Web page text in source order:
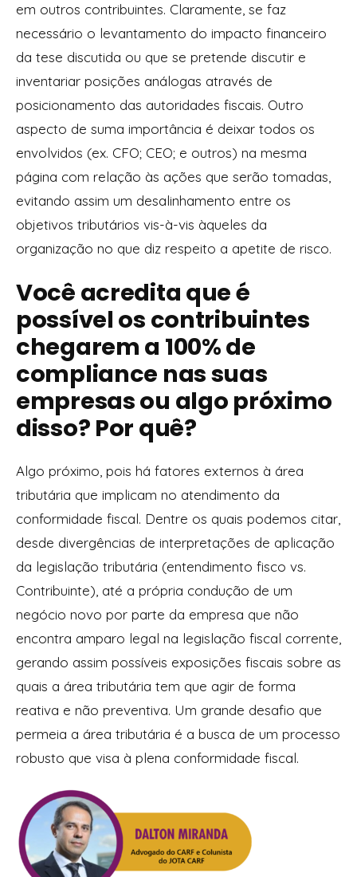
em outros contribuintes. Claramente, se faz
necessário o levantamento do impacto financeiro
da tese discutida ou que se pretende discutir e
inventariar posições análogas através de
posicionamento das autoridades fiscais. Outro
aspecto de suma importância é deixar todos os
envolvidos (ex. CFO; CEO; e outros) na mesma
página com relação às ações que serão tomadas,
evitando assim um desalinhamento entre os
objetivos tributários vis-à-vis àqueles da
organização no que diz respeito a apetite de risco.
Você acredita que é
possível os contribuintes
chegarem a 100% de
compliance nas suas
empresas ou algo próximo
disso? Por quê?
Algo próximo, pois há fatores externos à área
tributária que implicam no atendimento da
conformidade fiscal. Dentre os quais podemos citar,
desde divergências de interpretações de aplicação
da legislação tributária (entendimento fisco vs.
Contribuinte), até a própria condução de um
negócio novo por parte da empresa que não
encontra amparo legal na legislação fiscal corrente,
gerando assim possíveis exposições fiscais sobre as
quais a área tributária tem que agir de forma
reativa e não preventiva. Um grande desafio que
permeia a área tributária é a busca de um processo
robusto que visa à plena conformidade fiscal.